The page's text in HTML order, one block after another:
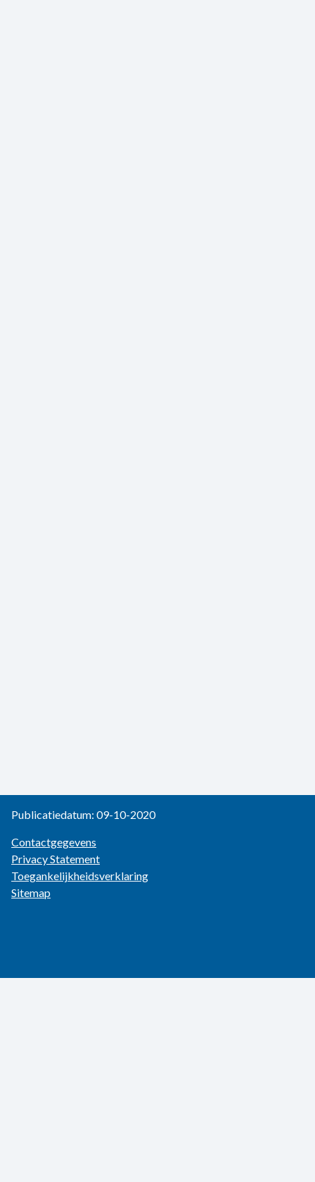
Publicatiedatum: 09-10-2020
Contactgegevens
Privacy Statement
Toegankelijkheidsverklaring
Sitemap